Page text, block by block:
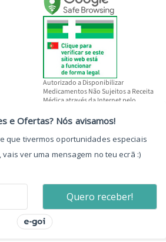
Autorizado a Disponibilizar
Medicamentos Não Sujeitos a Receita
Médica através da Internet pelo